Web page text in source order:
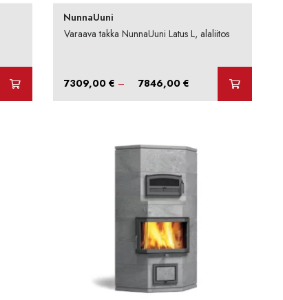
NunnaUuni
Varaava takka NunnaUuni Latus L, alaliitos
7309,00€ – 7846,00€ Hintaluokka: